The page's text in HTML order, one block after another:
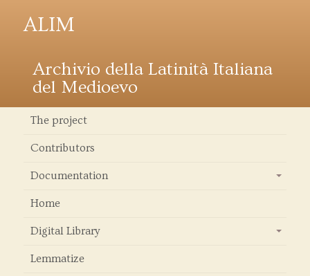
ALIM
Archivio della Latinità Italiana
del Medioevo
The project
Contributors
Documentation
Home
Digital Library
Lemmatize